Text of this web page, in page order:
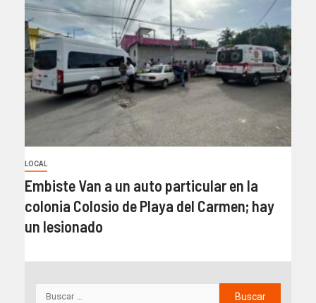
LOCAL
Embiste Van a un auto particular en la
colonia Colosio de Playa del Carmen; hay
un lesionado